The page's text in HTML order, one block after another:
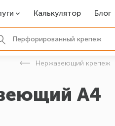
Калькулятор Блог
Нержавеющий крепеж
A4